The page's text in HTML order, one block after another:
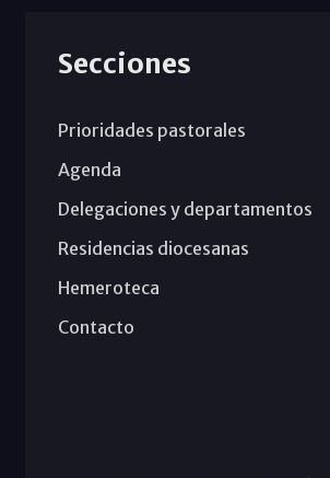
Secciones
Prioridades pastorales
Agenda
Delegaciones y departamentos
Residencias diocesanas
Hemeroteca
Contacto